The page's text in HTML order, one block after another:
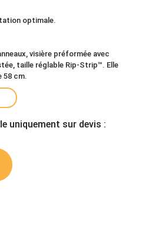
optimale.
visière préformée avec
taille réglable Rip-Strip™. Elle
58 cm.
uniquement sur devis :